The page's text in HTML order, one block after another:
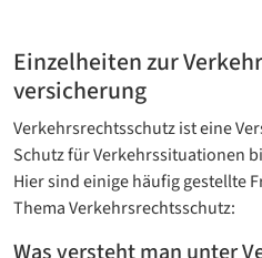
Einzelheiten zur
versicherung
Verkehrsrechtsschutz ist eine
Schutz für Verkehrssituationen
Hier sind einige häufig gestellte
Thema Verkehrsrechtsschutz: